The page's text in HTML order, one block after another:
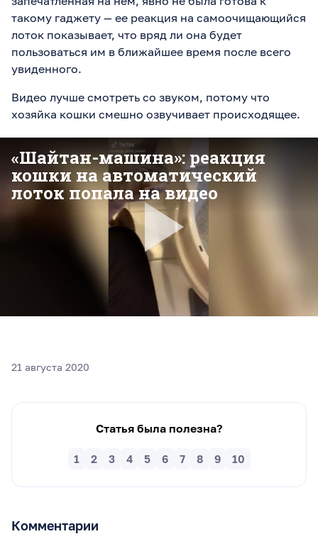
такому гаджету — ее реакция на самоочищающийся
лоток показывает, что вряд ли она будет
пользоваться им в ближайшее время после всего
увиденного.
Видео лучше смотреть со звуком, потому что
хозяйка кошки смешно озвучивает происходящее.
21 августа 2020
Статья была полезна?
10
9
8
7
6
5
4
3
2
1
Комментарии